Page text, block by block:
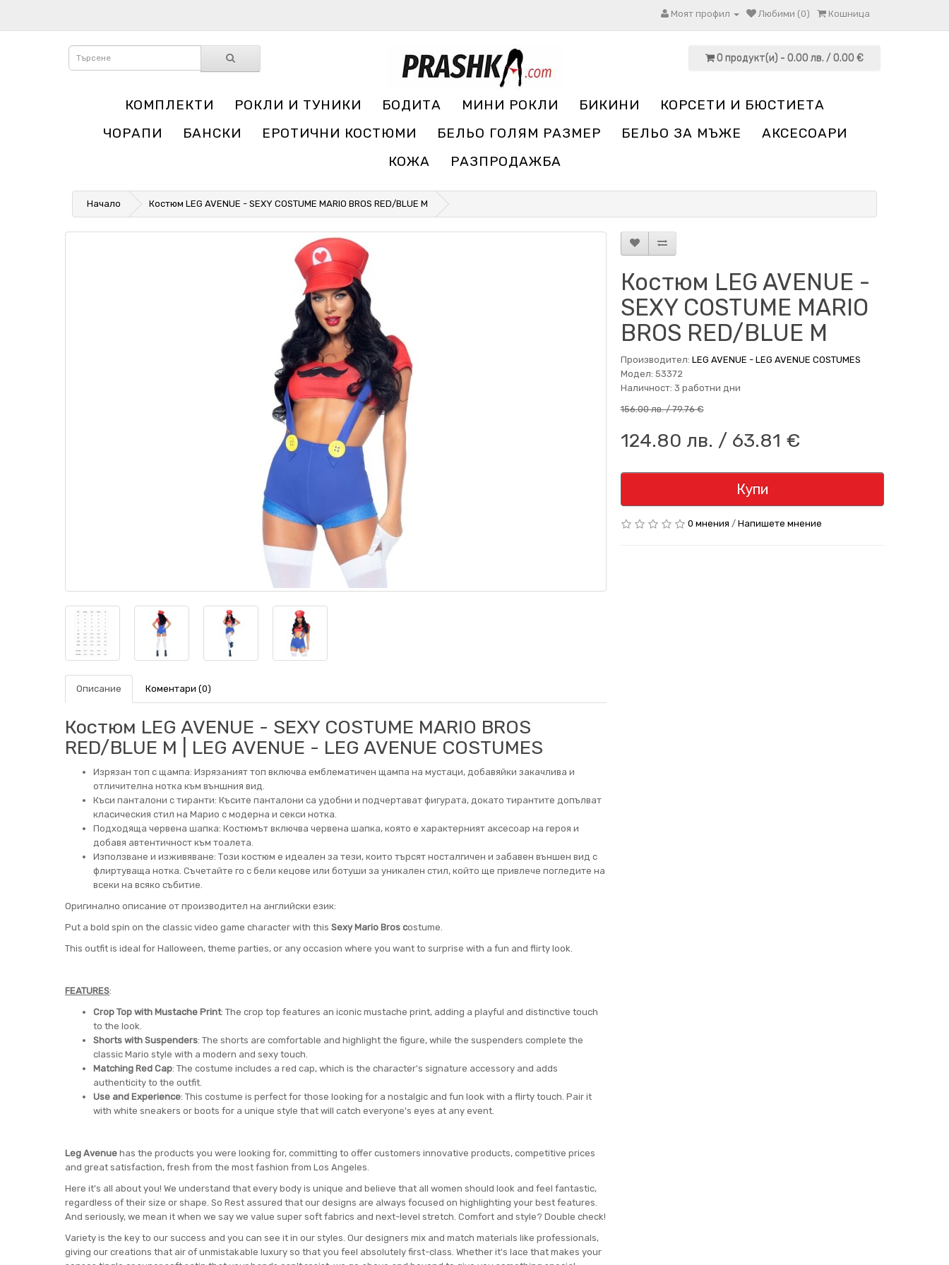
Моят профил Любими (0) Кошница
0 продукт(и) - 0.00 лв. / 0.00 €
КОМПЛЕКТИ РОКЛИ И ТУНИКИ БОДИТА МИНИ РОКЛИ БИКИНИ
КОРСЕТИ И БЮСТИЕТА
ЧОРАПИ
БАНСКИ ЕРОТИЧНИ КОСТЮМИ БЕЛЬО ГОЛЯМ РАЗМЕР БЕЛЬО ЗА МЪЖЕ
АКСЕСОАРИ
КОЖА
РАЗПРОДАЖБА
Начало Костюм LEG AVENUE - SEXY COSTUME MARIO BROS RED/BLUE M
Описание Коментари (0)
Костюм LEG AVENUE - SEXY COSTUME MARIO BROS
RED/BLUE M | LEG AVENUE - LEG AVENUE COSTUMES
Изрязан топ с щампа: Изрязаният топ включва емблематичен щампа на мустаци, добавяйки закачлива и
отличителна нотка към външния вид.
Къси панталони с тиранти: Късите панталони са удобни и подчертават фигурата, докато тирантите допълват
класическия стил на Марио с модерна и секси нотка.
Подходяща червена шапка: Костюмът включва червена шапка, която е характерният аксесоар на героя и
добавя автентичност към тоалета.
Използване и изживяване: Този костюм е идеален за тези, които търсят носталгичен и забавен външен вид с
флиртуваща нотка. Съчетайте го с бели кецове или ботуши за уникален стил, който ще привлече погледите на
всеки на всяко събитие.
Оригинално описание от производител на английски език:
Put a bold spin on the classic video game character with this Sexy Mario Bros costume.
This outfit is ideal for Halloween, theme parties, or any occasion where you want to surprise with a fun and flirty look.
FEATURES:
Crop Top with Mustache Print: The crop top features an iconic mustache print, adding a playful and distinctive touch
to the look.
Shorts with Suspenders: The shorts are comfortable and highlight the figure, while the suspenders complete the
classic Mario style with a modern and sexy touch.
Matching Red Cap: The costume includes a red cap, which is the character's signature accessory and adds
authenticity to the outfit.
Use and Experience: This costume is perfect for those looking for a nostalgic and fun look with a flirty touch. Pair it
with white sneakers or boots for a unique style that will catch everyone's eyes at any event.
Leg Avenue has the products you were looking for, committing to offer customers innovative products, competitive prices
and great satisfaction, fresh from the most fashion from Los Angeles.
Here it's all about you! We understand that every body is unique and believe that all women should look and feel fantastic,
regardless of their size or shape. So Rest assured that our designs are always focused on highlighting your best features.
And seriously, we mean it when we say we value super soft fabrics and next-level stretch. Comfort and style? Double check!
Variety is the key to our success and you can see it in our styles. Our designers mix and match materials like professionals,
giving our creations that air of unmistakable luxury so that you feel absolutely first-class. Whether it's lace that makes your
Костюм LEG AVENUE -
SEXY COSTUME MARIO
BROS RED/BLUE M
Производител: LEG AVENUE - LEG AVENUE COSTUMES
Модел: 53372
Наличност: 3 работни дни
156.00 лв. / 79.76 €
124.80 лв. / 63.81 €
Купи
0 мнения / Напишете мнение